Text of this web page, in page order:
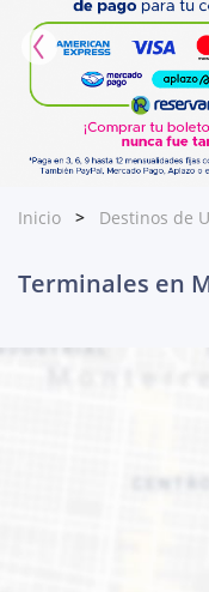
Inicio Destinos de
Terminales en